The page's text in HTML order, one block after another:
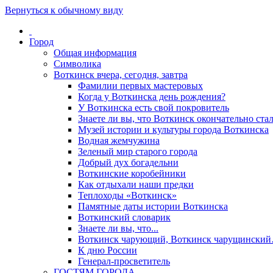
Вернуться к обычному виду
Город
Общая информация
Символика
Воткинск вчера, сегодня, завтра
Фамилии первых мастеровых
Когда у Воткинска день рождения?
У Воткинска есть свой покровитель
Знаете ли вы, что Воткинск окончательно
Музей истории и культуры города Воткинска
Водная жемчужина
Зеленый мир старого города
Добрый дух богадельни
Воткинские коробейники
Как отдыхали наши предки
Теплоходы «Воткинск»
Памятные даты истории Воткинска
Воткинский словарик
Знаете ли вы, что...
Воткинск чарующий, Воткинск
К дню России
Генерал-просветитель